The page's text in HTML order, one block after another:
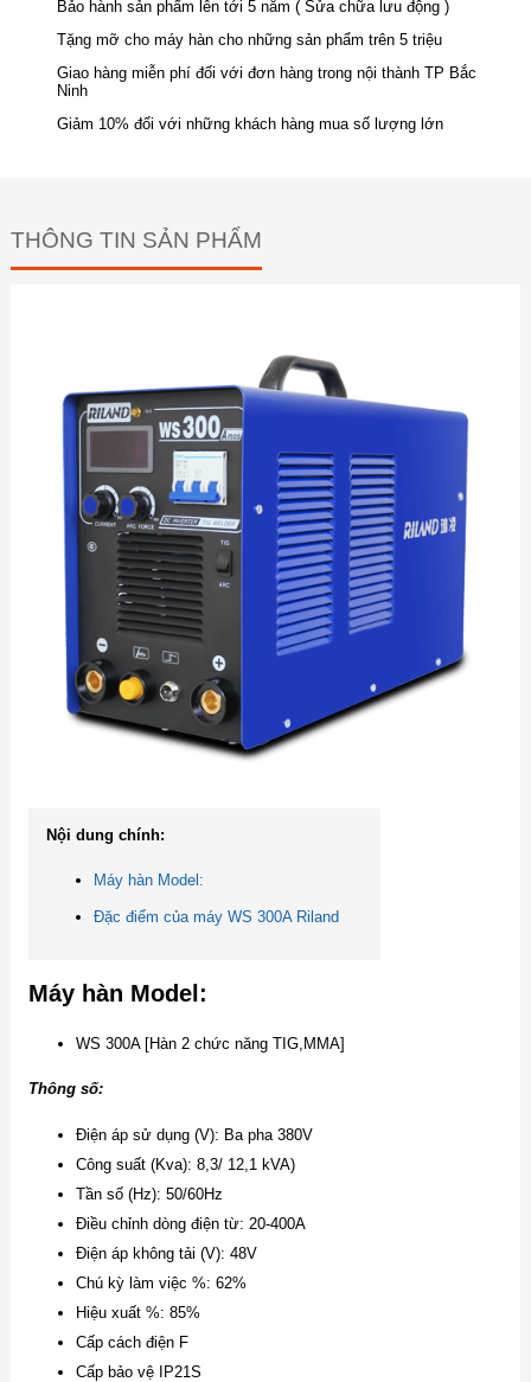
Bảo hành sản phẩm lên tới 5 năm ( Sửa chữa lưu động )
Tặng mỡ cho máy hàn cho những sản phẩm trên 5 triệu
Giao hàng miễn phí đối với đơn hàng trong nội thành TP Bắc
Ninh
Giảm 10% đối với những khách hàng mua số lượng lớn
THÔNG TIN SẢN PHẨM
Nội dung chính:
Máy hàn Model:
Đặc điểm của máy WS 300A Riland
Máy hàn Model:
WS 300A [Hàn 2 chức năng TIG,MMA]
Thông số:
Điện áp sử dụng (V): Ba pha 380V
Công suất (Kva): 8,3/ 12,1 kVA)
Tần số (Hz): 50/60Hz
Điều chỉnh dòng điện từ: 20-400A
Điện áp không tải (V): 48V
Chú kỳ làm việc %: 62%
Hiệu xuất %: 85%
Cấp cách điện F
Cấp bảo vệ IP21S